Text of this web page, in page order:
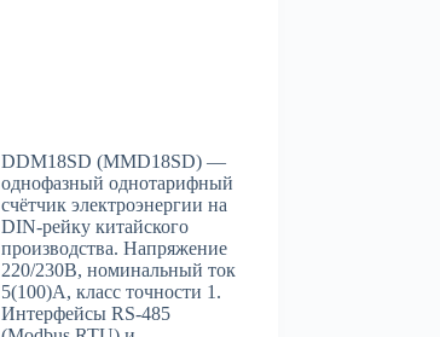
DDM18SD (MMD18SD) —
однофазный однотарифный
счётчик электроэнергии на
DIN-рейку китайского
производства. Напряжение
220/230В, номинальный ток
5(100)А, класс точности 1.
Интерфейсы RS-485